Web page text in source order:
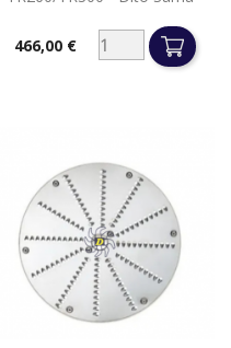
Prix466,00 €